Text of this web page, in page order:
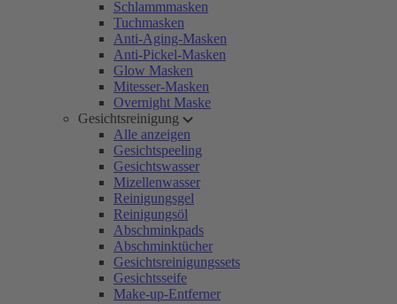
Schlammmasken
Tuchmasken
Anti-Aging-Masken
Anti-Pickel-Masken
Glow Masken
Mitesser-Masken
Overnight Maske
Gesichtsreinigung
Alle anzeigen
Gesichtspeeling
Gesichtswasser
Mizellenwasser
Reinigungsgel
Reinigungsöl
Abschminkpads
Abschminktücher
Gesichtsreinigungssets
Gesichtsseife
Make-up-Entferner